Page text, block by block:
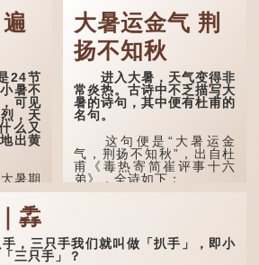
24节
暑不
可见
，天
么又
出黄
暑期
周书·
暑之
日，
雨时
时节
，常
大暑运金气 荆
扬不知秋
进入大暑，天气变得非
常炎热。古诗中不乏描写大
暑的诗句，其中便有杜甫的
名句。
这句便是“大暑运金
气，荆扬不知秋”，出自杜
甫《毒热寄简崔评事十六
弟》，全诗如下：
林下有塌翼，水中无行
舟。
掱
三只手我们就叫做「扒手」，即小
三只手」？